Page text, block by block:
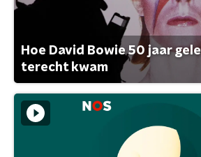
Hoe David Bowie 50 jaar
terecht kwam